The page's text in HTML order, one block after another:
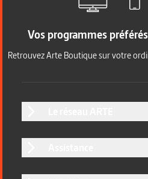
Vos programmes
Retrouvez Arte Boutique sur votre